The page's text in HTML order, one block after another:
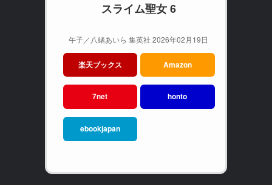
スライム聖女 6
午子／八緒あいら 集英社 2026年02月19日
楽天ブックス Amazon
7net honto
ebookjapan